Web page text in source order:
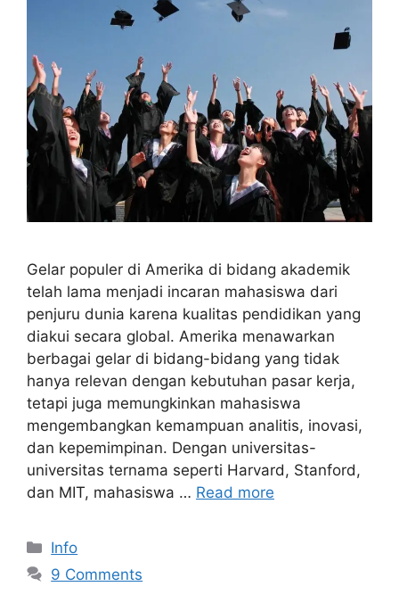
Gelar populer di Amerika di bidang akademik
telah lama menjadi incaran mahasiswa dari
penjuru dunia karena kualitas pendidikan yang
diakui secara global. Amerika menawarkan
berbagai gelar di bidang-bidang yang tidak
hanya relevan dengan kebutuhan pasar kerja,
tetapi juga memungkinkan mahasiswa
mengembangkan kemampuan analitis, inovasi,
dan kepemimpinan. Dengan universitas-
universitas ternama seperti Harvard, Stanford,
dan MIT, mahasiswa … Read more
Categories
Info
9 Comments